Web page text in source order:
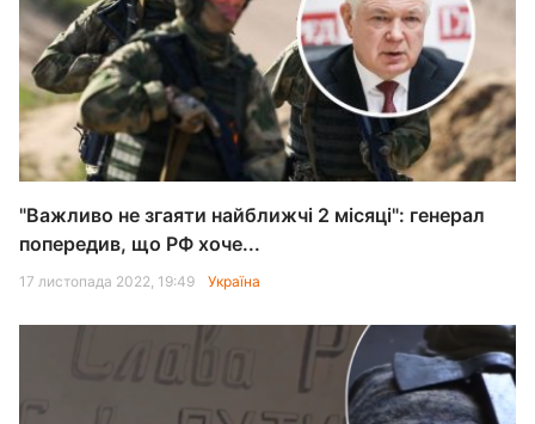
"Важливо не згаяти найближчі 2 місяці": генерал
попередив, що РФ хоче...
17 листопада 2022, 19:49 Україна